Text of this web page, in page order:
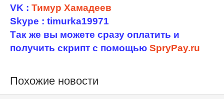
VK : Тимур Хамадеев
Skype : timurka19971
Так же вы можете сразу оплатить и
получить скрипт с помощью SpryPay.ru
Похожие новости